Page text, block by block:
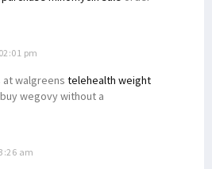
pm
walgreens telehealth weight
wegovy without a
am